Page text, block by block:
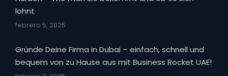
lohnt
febrero 5, 2025
Gründe Deine Firma in Dubai – einfach, schnell und
bequem von zu Hause aus mit Business Rocket UAE!